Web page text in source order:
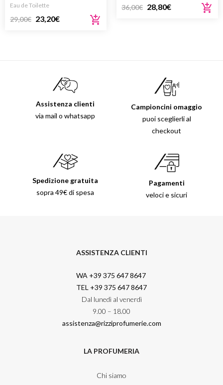
Eau de Toilette
29,00€ 23,20€
36,00€ 28,80€
Assistenza clienti
via mail o whatsapp
Campioncini omaggio
puoi sceglierli al
checkout
Spedizione gratuita
sopra 49€ di spesa
Pagamenti
veloci e sicuri
ASSISTENZA CLIENTI
WA +39 375 647 8647
TEL +39 375 647 8647
Dal lunedì al venerdì
9.00 – 18.00
assistenza@rizziprofumerie.com
LA PROFUMERIA
Chi siamo